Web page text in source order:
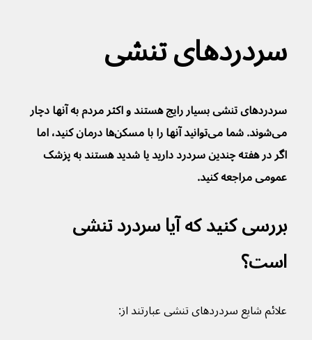
سردرد‌های تنشی
سردردهای تنشی بسیار رایج هستند و اکثر مردم به آنها دچار
می‌شوند. شما می‌توانید آنها را با مسکن‌ها درمان کنید، اما
اگر در هفته چندین سردرد دارید یا شدید هستند به پزشک
عمومی مراجعه کنید.
بررسی کنید که آیا سردرد تنشی
است؟
علائم شایع سردردهای تنشی عبارتند از: